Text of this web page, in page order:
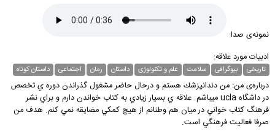
نمونه‌ی صدا:
ادبیات مورد علاقه:
تاریخی بیوگرافی سلامت علم و تکنولوژی داستان رمان اجتماعی داستان کوتاه
درباره‌ی من: من دندانپزشك هستم و درحال حاضر مشغول گذراندن دوره ي تخصص
در داشگاه ucla ميباشم. علاقه ي بسيار زيادي به كتاب خواندن دارم و براي نشر
فرهنگ كتاب خواني در ميان هم وطنانم از هيچ كمكي مضايقه نمي كنم. هدف من
صرفا فعاليت فرهنگي است.